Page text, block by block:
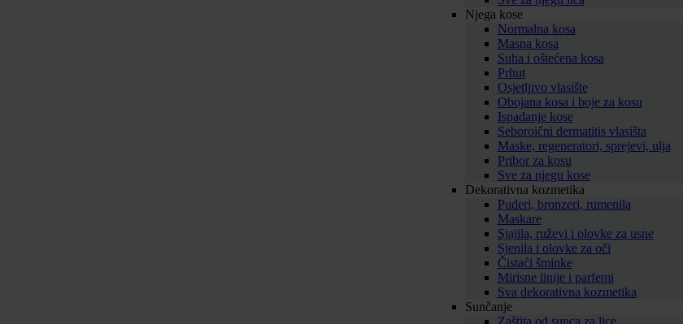
Njega kose
Normalna kosa
Masna kosa
Suha i oštećena kosa
Prhut
Osjetljivo vlasište
Obojana kosa i boje za kosu
Ispadanje kose
Seboroični dermatitis vlasišta
Maske, regeneratori, sprejevi, ulja
Pribor za kosu
Sve za njegu kose
Dekorativna kozmetika
Puderi, bronzeri, rumenila
Maskare
Sjajila, ruževi i olovke za usne
Sjenila i olovke za oči
Čistaći šminke
Mirisne linije i parfemi
Sva dekorativna kozmetika
Sunčanje
Zaštita od sunca za lice